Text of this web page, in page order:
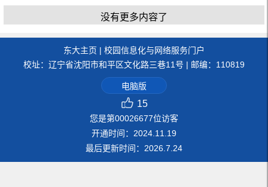
没有更多内容了
东大主页 | 校园信息化与网络服务门户
校址：辽宁省沈阳市和平区文化路三巷11号 | 邮编：110819
电脑版
15
您是第00026677位访客
开通时间： 2024 11 19
最后更新时间： 2026 7 24